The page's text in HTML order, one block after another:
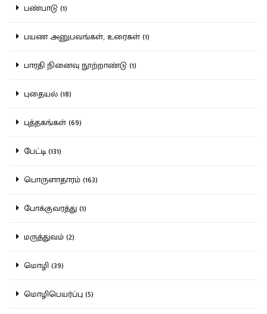
பண்பாடு (1)
பயண அனுபவங்கள், உரைகள் (1)
பாரதி நினைவு நூற்றாண்டு (1)
புதையல் (18)
புத்தகங்கள் (69)
பேட்டி (131)
பொருளாதாரம் (163)
போக்குவரத்து (1)
மருத்துவம் (2)
மொழி (39)
மொழிபெயர்ப்பு (5)